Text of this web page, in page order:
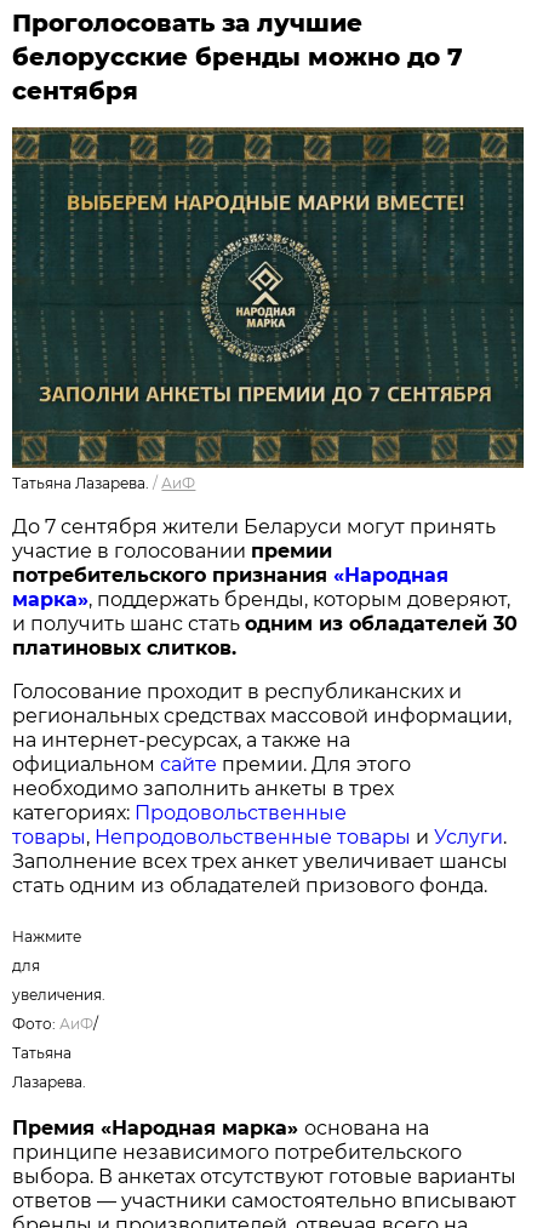
Проголосовать за лучшие
белорусские бренды можно до 7
сентября
Татьяна Лазарева. /АиФ
До 7 сентября жители Беларуси могут принять
участие в голосовании премии
потребительского признания«Народная
марка», поддержать бренды, которым доверяют,
и получить шанс статьодним из обладателей 30
платиновых слитков.
Голосование проходит в республиканских и
региональных средствах массовой информации,
на интернет-ресурсах, а также на
официальномсайте премии. Для этого
необходимо заполнить анкеты в трех
категориях: Продовольственные
товары, Непродовольственные товары иУслуги.
Заполнение всех трех анкет увеличивает шансы
стать одним из обладателей призового фонда.
Нажмите
для
увеличения.
Фото:АиФ/
Татьяна
Лазарева.
Премия «Народная марка»основана на
принципе независимого потребительского
выбора. В анкетах отсутствуют готовые варианты
ответов — участники самостоятельно вписывают